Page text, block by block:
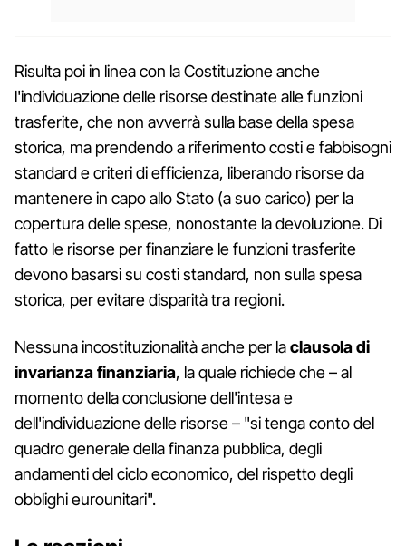
Risulta poi in linea con la Costituzione anche
l'individuazione delle risorse destinate alle funzioni
trasferite, che non avverrà sulla base della spesa
storica, ma prendendo a riferimento costi e fabbisogni
standard e criteri di efficienza, liberando risorse da
mantenere in capo allo Stato (a suo carico) per la
copertura delle spese, nonostante la devoluzione. Di
fatto le risorse per finanziare le funzioni trasferite
devono basarsi su costi standard, non sulla spesa
storica, per evitare disparità tra regioni.
Nessuna incostituzionalità anche per laclausola di
invarianza finanziaria, la quale richiede che – al
momento della conclusione dell'intesa e
dell'individuazione delle risorse – "si tenga conto del
quadro generale della finanza pubblica, degli
andamenti del ciclo economico, del rispetto degli
obblighi eurounitari".